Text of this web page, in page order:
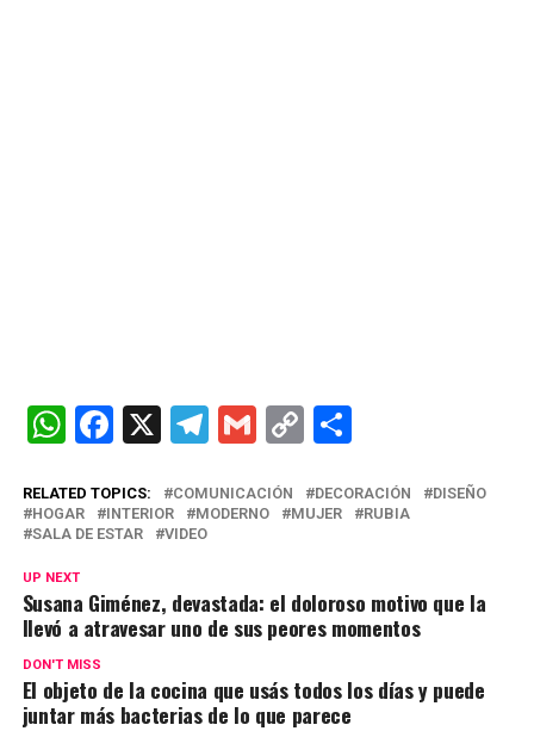
W
at
s
A
p
p
F
ce
b
o
X T
e
m
G
ail
C
py
k
C
m
tir
RELATED TOPICS: COMUNICACIÓN DECORACIÓN
DISEÑO
HOGAR
INTERIOR MODERNO MUJER
RUBIA
SALA DE ESTAR
VIDEO
UP NEXT
Susana Giménez, devastada: el doloroso motivo que la
llevó a atravesar uno de sus peores momentos
DON'T MISS
El objeto de la cocina que usás todos los días y puede
juntar más bacterias de lo que parece